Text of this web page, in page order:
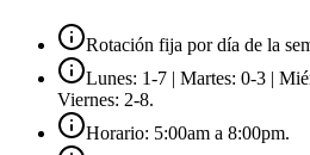
Rotación fija por día de la
Lunes: 1-7 | Martes: 0-3 |
Viernes: 2-8.
Horario: 5:00am a 8:00pm.